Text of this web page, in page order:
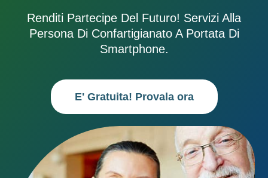
Renditi Partecipe Del Futuro! Servizi Alla
Persona Di Confartigianato A Portata Di
Smartphone.
E' Gratuita! Provala ora